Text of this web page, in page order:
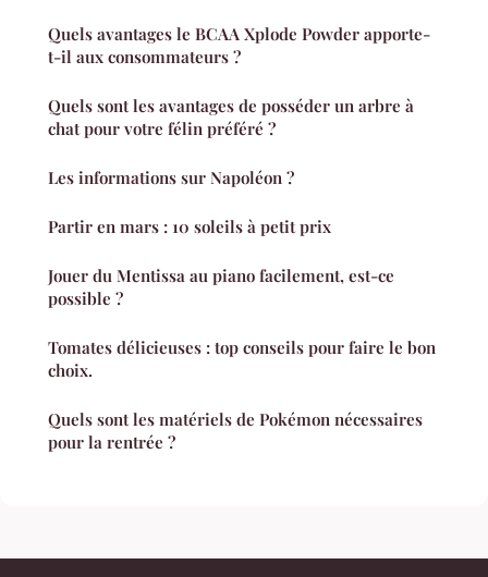
Quels avantages le BCAA Xplode Powder apporte-
t-il aux consommateurs ?
Quels sont les avantages de posséder un arbre à
chat pour votre félin préféré ?
Les informations sur Napoléon ?
Partir en mars : 10 soleils à petit prix
Jouer du Mentissa au piano facilement, est-ce
possible ?
Tomates délicieuses : top conseils pour faire le bon
choix.
Quels sont les matériels de Pokémon nécessaires
pour la rentrée ?